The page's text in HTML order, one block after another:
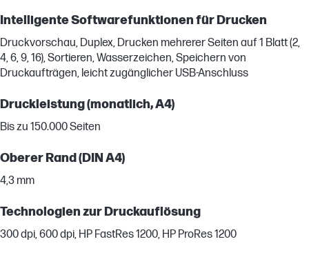
Intelligente Softwarefunktionen für Drucken
Druckvorschau, Duplex, Drucken mehrerer Seiten auf 1 Blatt (2,
4, 6, 9, 16), Sortieren, Wasserzeichen, Speichern von
Druckaufträgen, leicht zugänglicher USB-Anschluss
Druckleistung (monatlich, A4)
Bis zu 150.000 Seiten
Oberer Rand (DIN A4)
4,3 mm
Technologien zur Druckauflösung
300 dpi, 600 dpi, HP FastRes 1200, HP ProRes 1200